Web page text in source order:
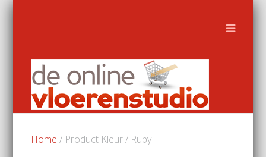
Home / Product Kleur / Ruby